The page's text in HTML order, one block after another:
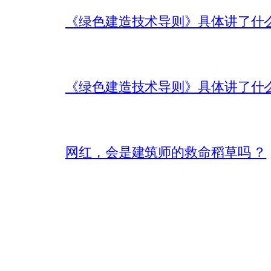
《绿色建造技术导则》具体讲了什
《绿色建造技术导则》具体讲了什
网红，会是建筑师的救命稻草吗 ？